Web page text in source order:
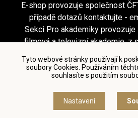
Tyto webové stránky používají k
soubory Cookies. Používáním
souhlasíte s použitím
Nastavení
E-shop provozuje společnost
případě dotazů kontaktujte -
Sekci Pro akademiky
filmová a televizní akademie,
Podmínky užití a zásady
Nastavení